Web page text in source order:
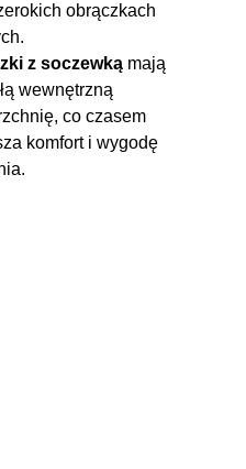
obrączkach
z soczewką mają
wewnętrzną
co czasem
komfort i wygodę